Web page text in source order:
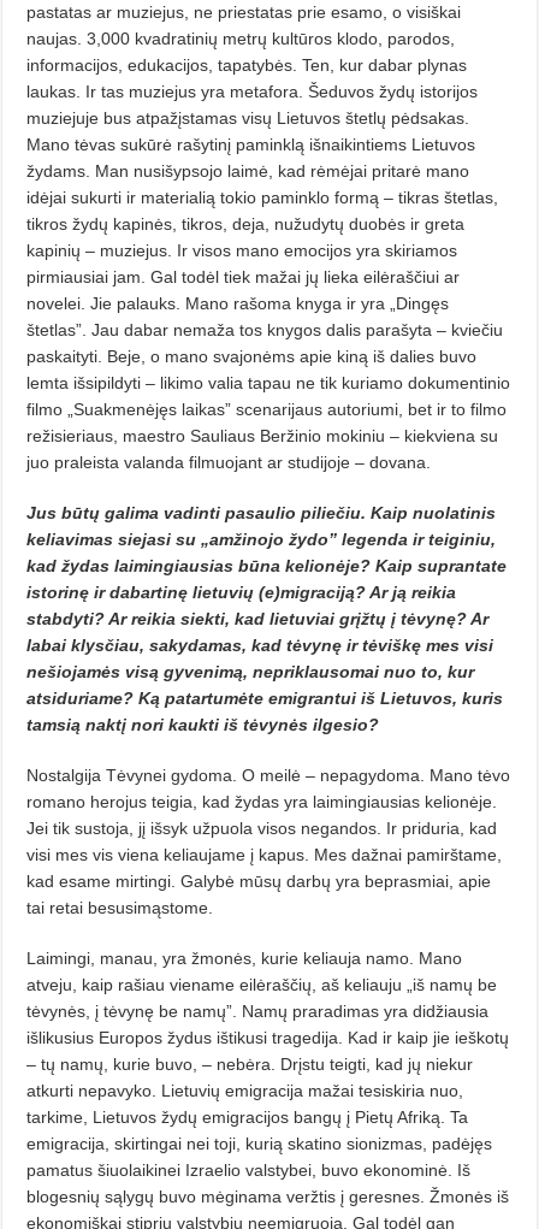
pastatas ar muziejus, ne priestatas prie esamo, o visiškai
naujas. 3,000 kvadratinių metrų kultūros klodo, parodos,
informacijos, edukacijos, tapatybės. Ten, kur dabar plynas
laukas. Ir tas muziejus yra metafora. Šeduvos žydų istorijos
muziejuje bus atpažįstamas visų Lietuvos štetlų pėdsakas.
Mano tėvas sukūrė rašyti­nį paminklą išnaikintiems Lietuvos
žydams. Man nusišypsojo laimė, kad rėmėjai pritarė mano
idėjai sukurti ir materialią tokio paminklo formą – tikras štetlas,
tikros žydų kapinės, tikros, deja, nužudytų duobės ir greta
kapinių – muziejus. Ir visos mano emocijos yra skiriamos
pirmiausiai jam. Gal todėl tiek mažai jų lieka eilėraščiui ar
novelei. Jie palauks. Mano rašoma knyga ir yra „Dingęs
štetlas”. Jau dabar nemaža tos knygos dalis parašyta – kviečiu
paskai­tyti. Beje, o mano svajonėms apie kiną iš dalies buvo
lemta išsipildyti – likimo valia tapau ne tik kuriamo dokumentinio
filmo „Suakmenėjęs laikas” scenarijaus autoriumi, bet ir to filmo
režisieriaus, maestro Sau­liaus Beržinio mokiniu – kiekviena su
juo praleista valanda filmuojant ar studijoje – dovana.
Jus būtų galima vadinti pa­sau­lio piliečiu. Kaip nuolatinis
keliavimas siejasi su „amžinojo žydo” legenda ir teiginiu,
kad žydas lai­mingiausias būna kelionėje? Kaip suprantate
istorinę ir dabartinę lietuvių (e)migraciją? Ar ją reikia
stabdyti? Ar reikia siekti, kad lietuviai grįžtų į tėvynę? Ar
labai klysčiau, sakydamas, kad tėvynę ir tėviškę mes visi
nešiojamės visą gyvenimą, nepriklausomai nuo to, kur
atsiduriame? Ką patartumėte emigrantui iš Lietuvos, kuris
tamsią naktį nori kaukti iš tėvynės ilgesio?
Nostalgija Tėvynei gydoma. O meilė – nepagydoma. Mano tėvo
ro­mano herojus teigia, kad žydas yra laimingiausias kelionėje.
Jei tik sustoja, jį išsyk užpuola visos negandos. Ir priduria, kad
visi mes vis viena keliaujame į kapus. Mes dažnai pa­mirštame,
kad esame mirtingi. Ga­lybė mūsų darbų yra beprasmiai, apie
tai retai besusimąstome.
Laimingi, manau, yra žmonės, kurie keliauja namo. Mano
atveju, kaip rašiau viename eilėraščių, aš keliauju „iš namų be
tėvynės, į tėvynę be namų”. Namų praradimas yra didžiausia
išlikusius Europos žydus ištikusi tragedija. Kad ir kaip jie ieškotų
– tų namų, kurie buvo, – nebėra. Drįstu teigti, kad jų niekur
atkurti nepavyko. Lietuvių emigracija mažai tesiskiria nuo,
tarkime, Lietuvos žydų emigracijos bangų į Pietų Afriką. Ta
emigracija, skirtingai nei toji, kurią skatino sionizmas, padėjęs
pamatus šiuolaikinei Izraelio valstybei, buvo ekonominė. Iš
blogesnių sąlygų buvo mėginama veržtis į geresnes. Žmonės iš
ekonomiškai stip­rių valstybių neemigruoja. Gal todėl gan